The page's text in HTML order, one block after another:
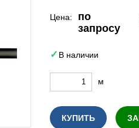
Цена:
по
запросу
В наличии
м
КУПИТЬ